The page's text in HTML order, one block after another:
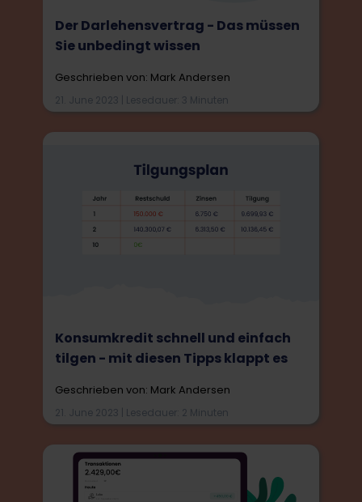
Der Darlehensvertrag - Das müssen
Sie unbedingt wissen
Geschrieben von: Mark Andersen
21. June 2023 | Lesedauer: 3 Minuten
Konsumkredit schnell und einfach
tilgen - mit diesen Tipps klappt es
Geschrieben von: Mark Andersen
21. June 2023 | Lesedauer: 2 Minuten